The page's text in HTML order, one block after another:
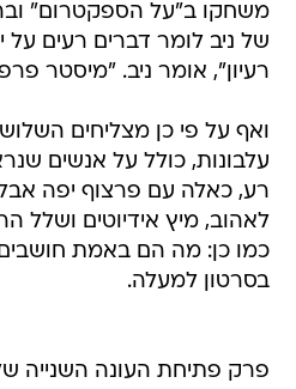
משחקו ב"על הספקטרום"
של ניב לומר דברים רעים על
רעיון", אומר ניב. "מיסטר
ואף על פי כן מצליחים
עלבונות, כולל על אנשים
רע, כאלה עם פרצוף יפה
לאהוב, מיץ אידיוטים ושלל
בסרטון למעלה.
פרק פתיחת העונה השנייה